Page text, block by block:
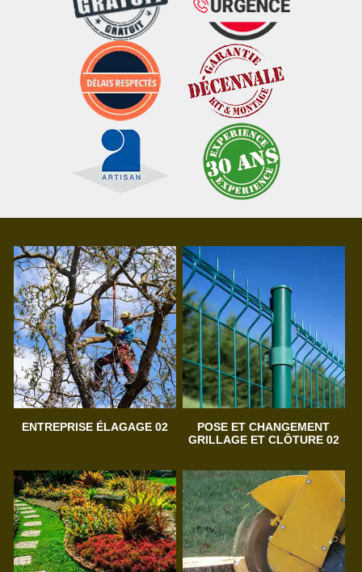
ENTREPRISE ÉLAGAGE 02
POSE ET CHANGEMENT
GRILLAGE ET CLÔTURE 02